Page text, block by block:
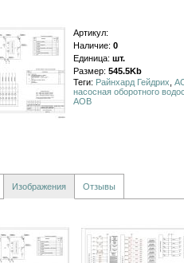
Артикул:
Наличие: 0
Единица: шт.
Размер: 545.5Kb
Теги: Райнхард Гейдрих
насосная оборотного
АОВ
Изображения Отзывы